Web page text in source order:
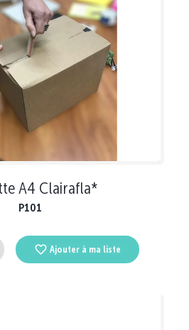
A4 Clairafla*
P101
Ajouter à ma liste